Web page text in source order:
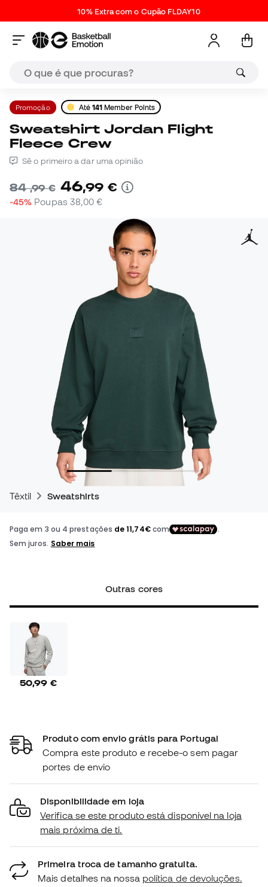
10% Extra com o Cupão FLDAY10
Promoção Até 141 Member Points
Sweatshirt Jordan Flight
Fleece Crew
Sê o primeiro a dar uma opinião
84,99 € 46,99 €
-45% Poupas 38,00 €
Têxtil Sweatshirts
Outras cores
50,99 €
Produto com envio grátis para Portugal
Compra este produto e recebe-o sem pagar
portes de envio
Disponibilidade em loja
Verifica se este produto está disponível na loja
mais próxima de ti.
Primeira troca de tamanho gratuita.
Mais detalhes na nossa política de devoluções.